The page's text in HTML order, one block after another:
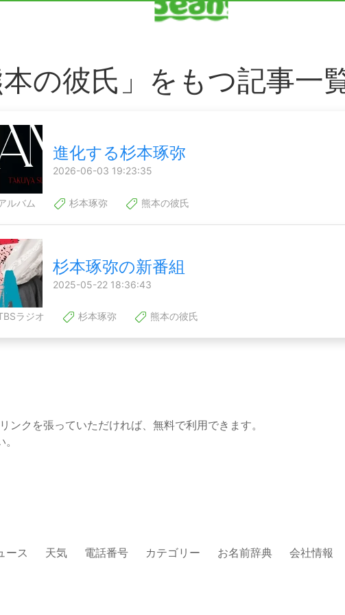
本の彼氏」をもつ記事一
進化する杉本琢弥
2026-06-03 19:23:35
ルバム 杉本琢弥 熊本の彼氏
杉本琢弥の新番組
2025-05-22 18:36:43
ラジオ 杉本琢弥 熊本の彼氏
ンクを張っていただければ、無料で利用できます。
ース 天気 電話番号 カテゴリー お名前辞典 会社情報